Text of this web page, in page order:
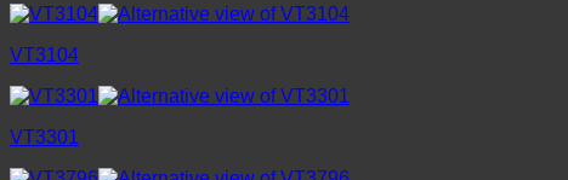
VT3104
VT3301